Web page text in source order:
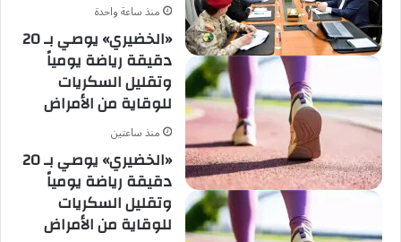
منذ ساعة واحدة
«الخضيري» يوصي بـ 20
دقيقة رياضة يومياً
وتقليل السكريات
للوقاية من الأمراض
منذ ساعتين
«الخضيري» يوصي بـ 20
دقيقة رياضة يومياً
وتقليل السكريات
للوقاية من الأمراض